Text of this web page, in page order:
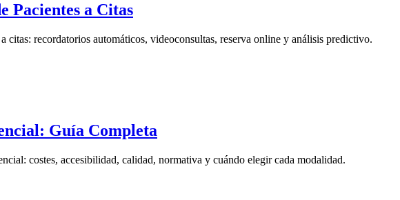
Pacientes a Citas
citas: recordatorios automáticos, videoconsultas, reserva online y análisis predictivo.
Guía Completa
costes, accesibilidad, calidad, normativa y cuándo elegir cada modalidad.